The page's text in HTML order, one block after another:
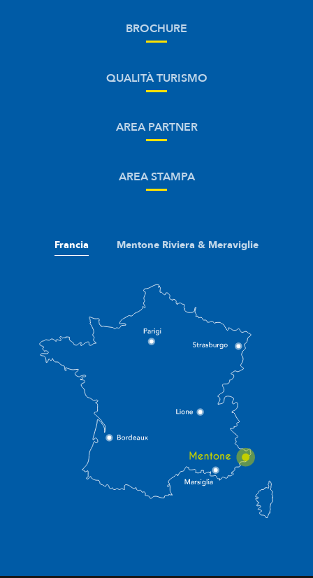
BROCHURE
QUALITÀ TURISMO
AREA PARTNER
AREA STAMPA
Francia Mentone Riviera & Meraviglie